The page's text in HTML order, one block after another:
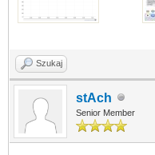
Szukaj
stAch
Senior Member